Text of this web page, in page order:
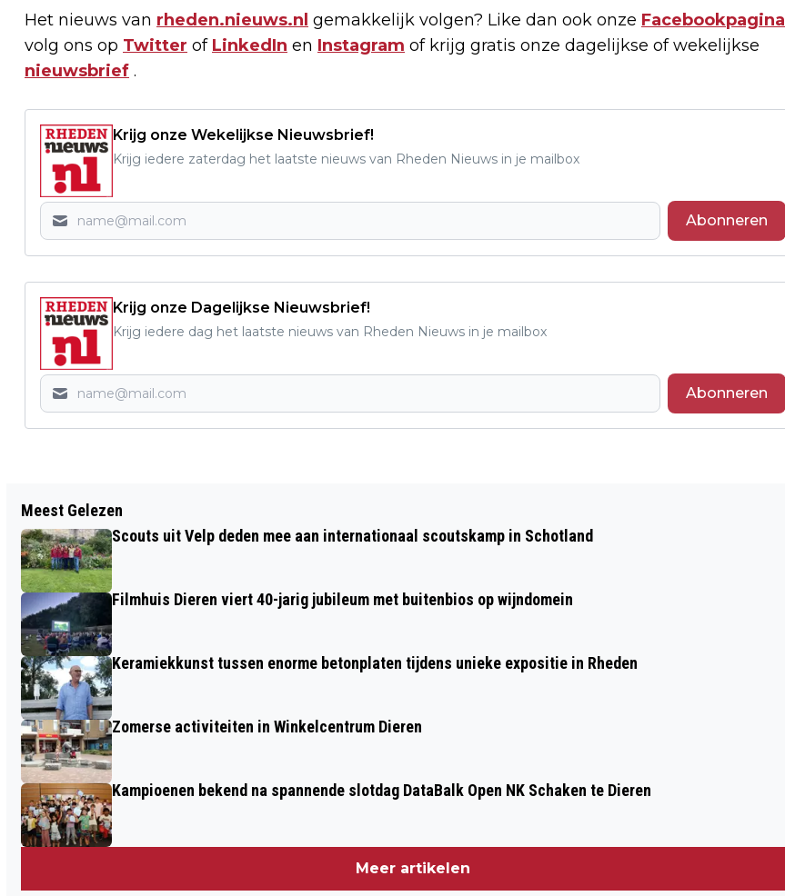
Het nieuws van rheden.nieuws.nl gemakkelijk volgen? Like dan ook onze Facebookpagina
volg ons op Twitter of LinkedIn en Instagram of krijg gratis onze dagelijkse of wekelijkse
nieuwsbrief .
Krijg onze Wekelijkse Nieuwsbrief!
Krijg iedere zaterdag het laatste nieuws van Rheden Nieuws in je mailbox
Abonneren
Krijg onze Dagelijkse Nieuwsbrief!
Krijg iedere dag het laatste nieuws van Rheden Nieuws in je mailbox
Abonneren
HUISDIER VAN DE WEEK: ONTMOET
BILLY, BAKU EN BERRY
DEBATAVOND OVER VOLKSHUISVESTING
Meest Gelezen
Scouts uit Velp deden mee aan internationaal scoutskamp in Schotland
Filmhuis Dieren viert 40-jarig jubileum met buitenbios op wijndomein
Keramiekkunst tussen enorme betonplaten tijdens unieke expositie in Rheden
Zomerse activiteiten in Winkelcentrum Dieren
Kampioenen bekend na spannende slotdag DataBalk Open NK Schaken te Dieren
Meer artikelen